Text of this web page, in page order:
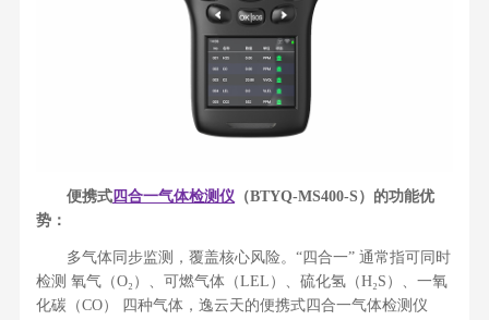
便携式四合一气体检测仪（BTYQ-MS400-S ）的功能优
势：
多气体同步监测，覆盖核心风险。“四合一” 通常指可同时
检测 氧气（O₂）、可燃气体（LEL）、硫化氢（H₂S）、一氧
化碳（CO） 四种气体，逸云天的便携式四合一气体检测仪